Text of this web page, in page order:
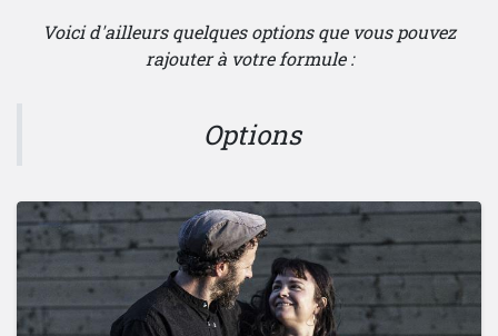
Voici d'ailleurs quelques options que vous pouvez
rajouter à votre formule :
Options